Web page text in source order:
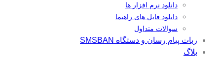
دانلود نرم افزار ها
دانلود فایل های راهنما
سوالات متداول
ربات پیام رسان و دستگاه SMSBAN
بلاگ